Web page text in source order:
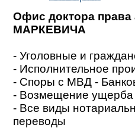
Офис доктора
МАРКЕВИЧА
- Уголовные и
- Исполнительное
- Споры с МВД -
- Возмещение ущерба
- Все виды
переводы